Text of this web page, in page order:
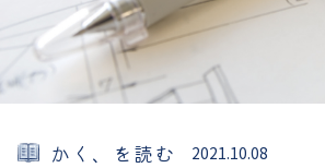
かく、を読む 2021.10.08